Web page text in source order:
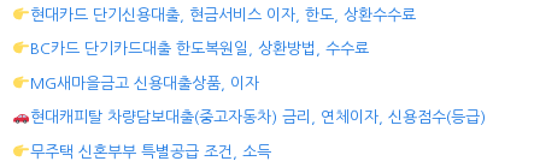
현대카드 단기신용대출, 현금서비스 이자, 한도, 상환수수료
BC카드 단기카드대출 한도복원일, 상환방법, 수수료
MG새마을금고 신용대출상품, 이자
현대캐피탈 차량담보대출(중고자동차) 금리, 연체이자, 신용점수(등급)
무주택 신혼부부 특별공급 조건, 소득